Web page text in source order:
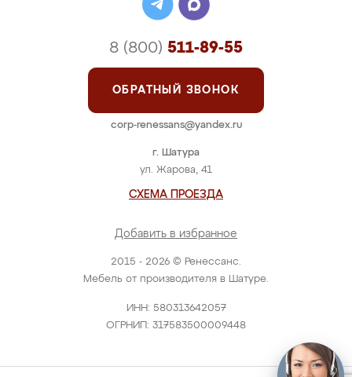
2015 - 2026 © Ренессанс.
Мебель от производителя в Шатуре.
ИНН: 580313642057
ОГРНИП: 317583500009448
г. Шатура
ул. Жарова, 41
СХЕМА ПРОЕЗДА
Добавить в избранное
8 (800) 511-89-55
ОБРАТНЫЙ ЗВОНОК
corp-renessans@yandex.ru